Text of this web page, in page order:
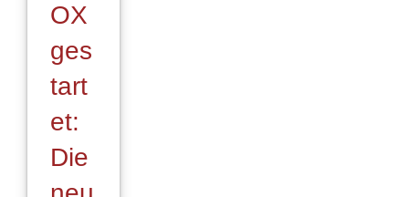
OX
ges
tart
et:
Die